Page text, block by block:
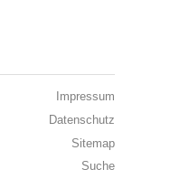
Impressum
Datenschutz
Sitemap
Suche